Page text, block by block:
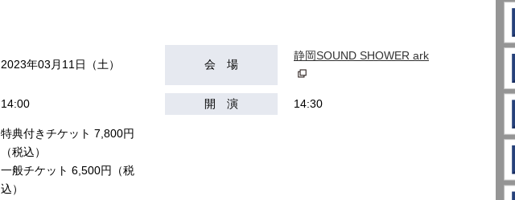
2023年03月11日（土） 会 場
静岡SOUND SHOWER ark
14:00 開 演 14:30
特典付きチケット 7,800円
（税込）
一般チケット 6,500円（税
込）